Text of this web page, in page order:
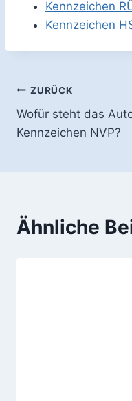
Kennzeichen
Kennzeichen
ZURÜCK
Wofür steht das
Kennzeichen NVP?
Ähnliche